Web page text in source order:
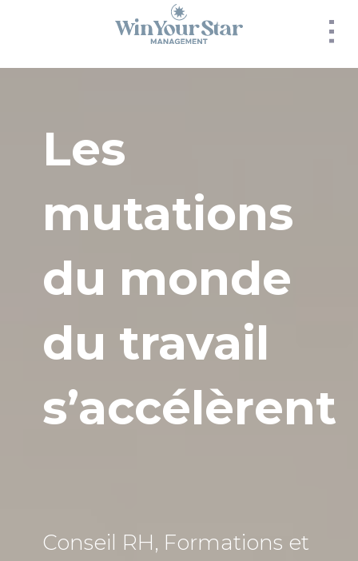
Les
mutations
du monde
du travail
s’accélèrent
Conseil RH, Formations et